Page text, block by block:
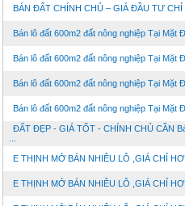
BÁN ĐẤT CHÍNH CHỦ – GIÁ ĐẦU TƯ CHỈ
Bán lô đất 600m2 đất nông nghiệp Tại Mặt
Bán lô đất 600m2 đất nông nghiệp Tại Mặt
Bán lô đất 600m2 đất nông nghiệp Tại Mặt
Bán lô đất 600m2 đất nông nghiệp Tại Mặt
ĐẤT ĐẸP - GIÁ TỐT - CHÍNH CHỦ CẦN
E THỊNH MỞ BÁN NHIÊU LÔ ,GIÁ CHỈ
E THỊNH MỞ BÁN NHIÊU LÔ ,GIÁ CHỈ